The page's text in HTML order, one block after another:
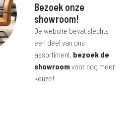
Bezoek onze
showroom!
De website bevat slechts
een deel van ons
assortiment, bezoek de
showroomvoor nog meer
keuze!